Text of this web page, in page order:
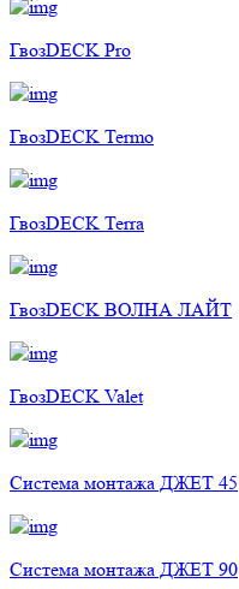
ГвозDECK Pro
ГвозDECK Termo
ГвозDECK Terra
ГвозDECK ВОЛНА ЛАЙТ
ГвозDECK Valet
Cистема монтажа ДЖЕТ 45
Cистема монтажа ДЖЕТ 90